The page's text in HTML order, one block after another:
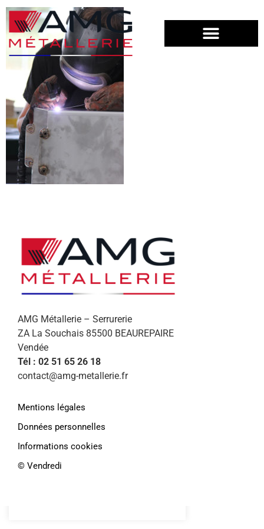
AMG Métallerie – Serrurerie
ZA La Souchais 85500 BEAUREPAIRE
Vendée
Tél : 02 51 65 26 18
contact@amg-metallerie.fr
Mentions légales
Données personnelles
Informations cookies
©️ Vendredi
Afin de vous proposer des services et
offres personnalisés, AMG Métallerie
utilise des cookies. En continuant de
naviguer sur le site, vous déclarez